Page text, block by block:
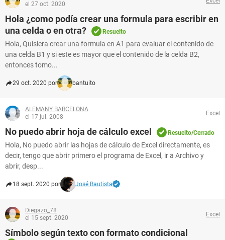
el 27 oct. 2020
Hola ¿como podía crear una formula para escribir en
una celda o en otra?
Resuelto
Hola, Quisiera crear una formula en A1 para evaluar el contenido de
una celda B1 y si este es mayor que el contenido de la celda B2,
entonces tomo...
29 oct. 2020 por bantuito
ALEMANY BARCELONA
el 17 jul. 2008
Excel
No puedo abrir hoja de cálculo excel Resuelto/Cerrado
Hola, No puedo abrir las hojas de cálculo de Excel directamente, es
decir, tengo que abrir primero el programa de Excel, ir a Archivo y
abrir, desp...
18 sept. 2020 por José Bautista
Diegazo_78
el 15 sept. 2020
Excel
Símbolo según texto con formato condicional